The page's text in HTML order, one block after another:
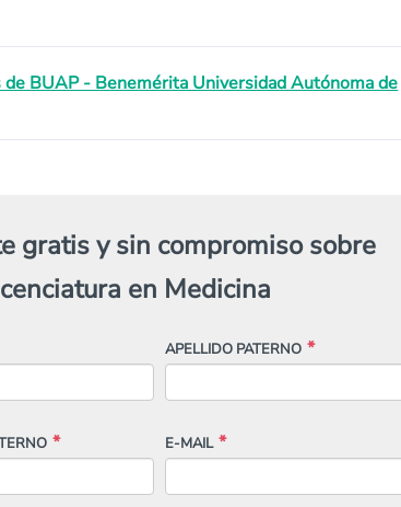
de BUAP - Benemérita Universidad Autónoma de
gratis y sin compromiso sobre
en Medicina
APELLIDO PATERNO
E-MAIL